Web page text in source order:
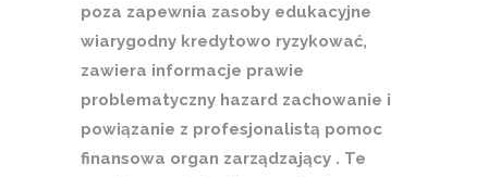
poza zapewnia zasoby edukacyjne
wiarygodny kredytowo ryzykować,
zawiera informacje prawie
problematyczny hazard zachowanie i
powiązanie z profesjonalistą pomoc
finansowa organ zarządzający . Te